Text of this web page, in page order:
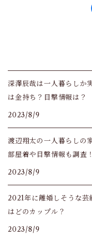
深澤辰哉は一人暮らしか
は金持ち？目撃情報は？
2023/8/9
渡辺翔太の一人暮らしの
部屋着や目撃情報も調査！
2023/8/9
2021年に離婚しそうな芸
はどのカップル？
2023/8/9